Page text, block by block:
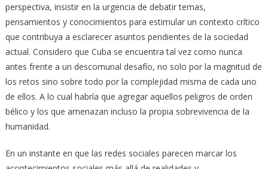
perspectiva, insistir en la urgencia de debatir temas,
pensamientos y conocimientos para estimular un contexto crítico
que contribuya a esclarecer asuntos pendientes de la sociedad
actual. Considero que Cuba se encuentra tal vez como nunca
antes frente a un descomunal desafío, no solo por la magnitud de
los retos sino sobre todo por la complejidad misma de cada uno
de ellos. A lo cual habría que agregar aquellos peligros de orden
bélico y los que amenazan incluso la propia sobrevivencia de la
humanidad.
En un instante en que las redes sociales parecen marcar los